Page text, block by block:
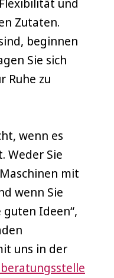
und
Zutaten.
beginnen
Sie sich
Ruhe zu
wenn es
Weder Sie
mit
wenn Sie
Ideen“,
uns in der